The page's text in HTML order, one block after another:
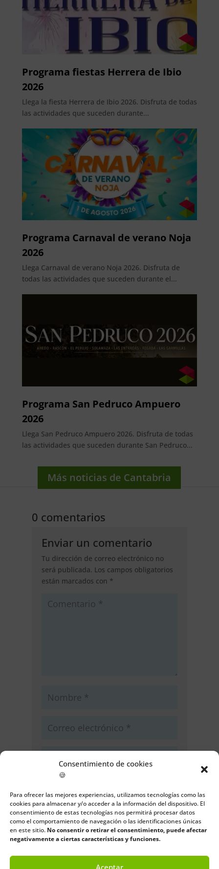
Consentimiento de cookies
🍪
Para ofrecer las mejores experiencias, utilizamos tecnologías como las
cookies para almacenar y/o acceder a la información del dispositivo. El
consentimiento de estas tecnologías nos permitirá procesar datos
como el comportamiento de navegación o las identificaciones únicas
en este sitio. No consentir o retirar el consentimiento, puede afectar
negativamente a ciertas características y funciones.
Aceptar
Programa fiestas Herrera de Ibio
2026
Llega la fiesta Herrera de Ibio 2026. Disfruta de todas
las actividades que suceden durante...
Programa Carnaval de verano Noja
2026
Llega Carnaval de verano Noja 2026. Disfruta de
todas las actividades que suceden durante el...
Programa San Pedruco Ampuero
2026
Llega San Pedruco Ampuero 2026. Disfruta de todas
las actividades que suceden durante San Pedruco...
Más noticias de Cantabria
0 comentarios
Enviar un comentario
Tu dirección de correo electrónico no
será publicada. Los campos obligatorios
están marcados con *
electrónico y web en este navegador
para la próxima vez que comente.
Enviar comentario